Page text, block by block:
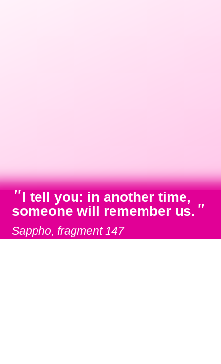
"I tell you: in another time,
someone will remember us. "
Sappho, fragment 147